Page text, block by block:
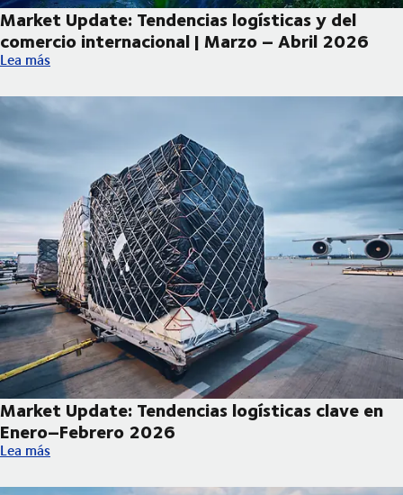
Market Update: Tendencias logísticas y del
comercio internacional | Marzo – Abril 2026
Market Update: Tendencias logísticas y del comercio
Lea más
Market Update: Tendencias logísticas clave en
Enero–Febrero 2026
Market Update: Tendencias logísticas clave en Enero–Febrero
Lea más